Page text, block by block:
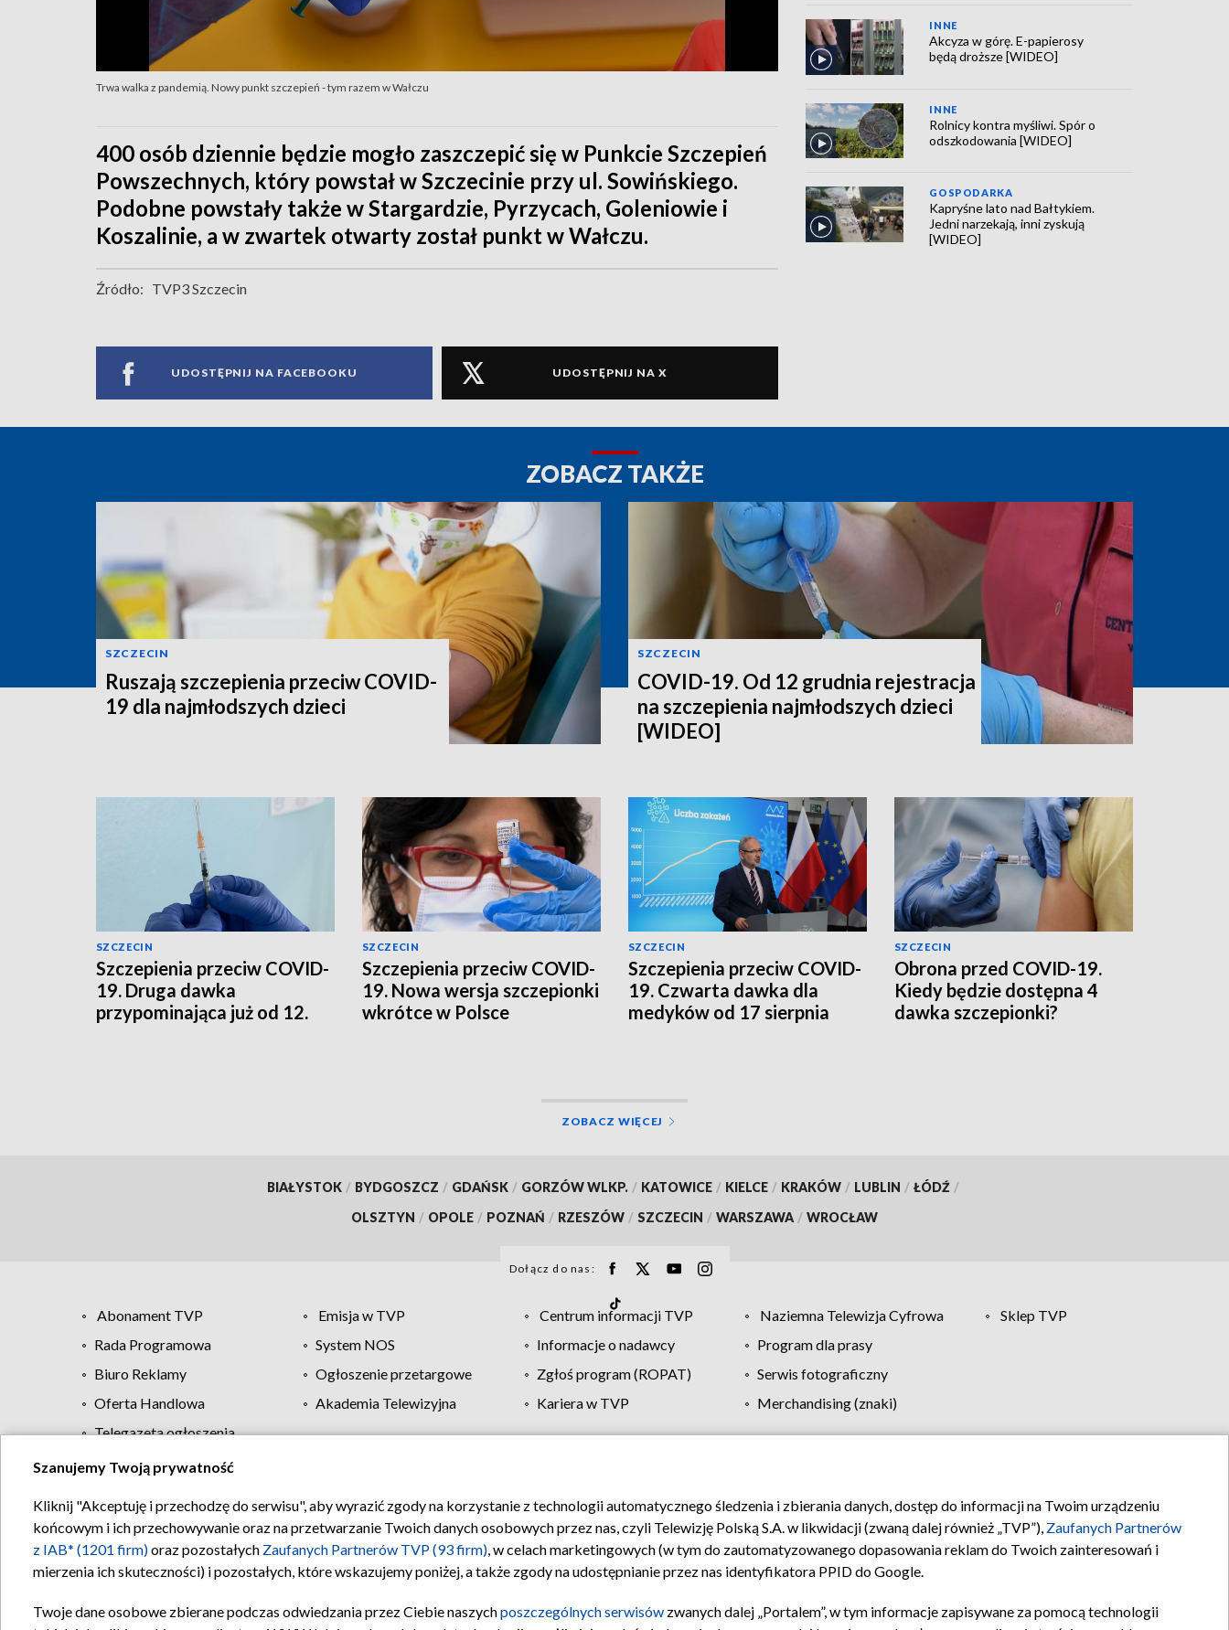
Trwa walka z pandemią. Nowy punkt szczepień - tym razem w Wałczu
400 osób dziennie będzie mogło zaszczepić się w Punkcie Szczepień
Powszechnych, który powstał w Szczecinie przy ul. Sowińskiego.
Podobne powstały także w Stargardzie, Pyrzycach, Goleniowie i
Koszalinie, a w zwartek otwarty został punkt w Wałczu.
Źródło: TVP3 Szczecin
UDOSTĘPNIJ NA FACEBOOKU UDOSTĘPNIJ NA X
INNE
Akcyza w górę. E-papierosy
będą droższe [WIDEO]
INNE
Rolnicy kontra myśliwi. Spór o
odszkodowania [WIDEO]
GOSPODARKA
Kapryśne lato nad Bałtykiem.
Jedni narzekają, inni zyskują
[WIDEO]
ZOBACZ TAKŻE
SZCZECIN
Ruszają szczepienia przeciw COVID-
19 dla najmłodszych dzieci
SZCZECIN
COVID-19. Od 12 grudnia rejestracja
na szczepienia najmłodszych dzieci
[WIDEO]
SZCZECIN
Szczepienia przeciw COVID-
19. Druga dawka
przypominająca już od 12.
SZCZECIN
Szczepienia przeciw COVID-
19. Nowa wersja szczepionki
wkrótce w Polsce
SZCZECIN
Szczepienia przeciw COVID-
19. Czwarta dawka dla
medyków od 17 sierpnia
SZCZECIN
Obrona przed COVID-19.
Kiedy będzie dostępna 4
dawka szczepionki?
ZOBACZ WIĘCEJ
BIAŁYSTOK / BYDGOSZCZ / GDAŃSK / GORZÓW WLKP. / KATOWICE / KIELCE / KRAKÓW / LUBLIN / ŁÓDŹ /
OLSZTYN / OPOLE / POZNAŃ / RZESZÓW / SZCZECIN / WARSZAWA / WROCŁAW
Dołącz do nas:
Abonament TVP Emisja w TVP Centrum informacji TVP Naziemna Telewizja Cyfrowa
Sklep TVP
Rada Programowa
System NOS Informacje o nadawcy
Program dla prasy
Biuro Reklamy
Ogłoszenie przetargowe Zgłoś program (ROPAT)
Serwis fotograficzny
Oferta Handlowa
Akademia Telewizyjna Kariera w TVP
Merchandising (znaki)
Telegazeta ogłoszenia
Regulamin TVP Polityka prywatności Moje zgody Pomoc Biuro reklamy Kontakt
Szanujemy Twoją prywatność
Kliknij "Akceptuję i przechodzę do serwisu", aby wyrazić zgody na korzystanie z technologii automatycznego śledzenia i zbierania danych, dostęp do informacji na Twoim urządzeniu
końcowym i ich przechowywanie oraz na przetwarzanie Twoich danych osobowych przez nas, czyli Telewizję Polską S.A. w likwidacji (zwaną dalej również „TVP”), Zaufanych Partnerów
z IAB* (1201 firm)oraz pozostałych Zaufanych Partnerów TVP (93 firm), w celach marketingowych (w tym do zautomatyzowanego dopasowania reklam do Twoich zainteresowań i
mierzenia ich skuteczności) i pozostałych, które wskazujemy poniżej, a także zgody na udostępnianie przez nas identyfikatora PPID do Google.
Twoje dane osobowe zbierane podczas odwiedzania przez Ciebie naszychposzczególnych serwisów zwanych dalej „Portalem”, w tym informacje zapisywane za pomocą technologii